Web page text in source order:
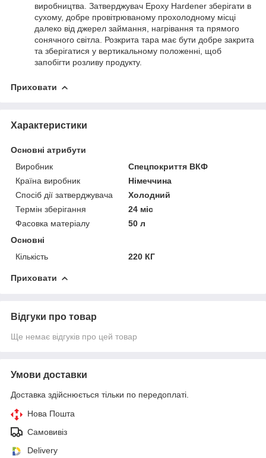
виробництва. Затверджувач Epoxy Hardener зберігати в
сухому, добре провітрюваному прохолодному місці
далеко від джерел займання, нагрівання та прямого
сонячного світла. Розкрита тара має бути добре закрита
та зберігатися у вертикальному положенні, щоб
запобігти розливу продукту.
Приховати
Характеристики
Основні атрибути
Виробник
Спецпокриття ВКФ
Країна виробник
Німеччина
Спосіб дії затверджувача
Холодний
Термін зберігання
24 міс
Фасовка матеріалу
50 л
Основні
Кількість
220 КГ
Приховати
Відгуки про товар
Ще немає відгуків про цей товар
Умови доставки
Доставка здійснюється тільки по передоплаті.
Нова Пошта
Самовивіз
Delivery